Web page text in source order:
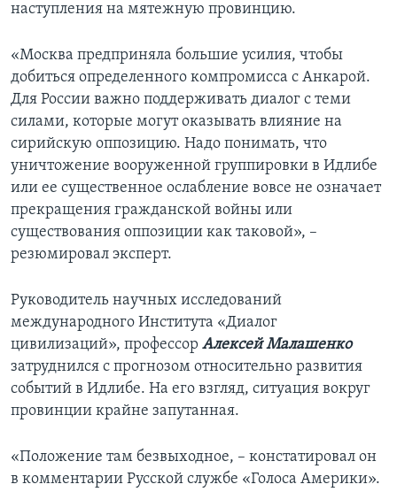
наступления на мятежную провинцию.
«Москва предприняла большие усилия, чтобы
добиться определенного компромисса с Анкарой.
Для России важно поддерживать диалог с теми
силами, которые могут оказывать влияние на
сирийскую оппозицию. Надо понимать, что
уничтожение вооруженной группировки в Идлибе
или ее существенное ослабление вовсе не означает
прекращения гражданской войны или
существования оппозиции как таковой», –
резюмировал эксперт.
Руководитель научных исследований
международного Института «Диалог
цивилизаций», профессор АлексейМалашенко
затруднился с прогнозом относительно развития
событий в Идлибе. На его взгляд, ситуация вокруг
провинции крайне запутанная.
«Положение там безвыходное, – констатировал он
в комментарии Русской службе «Голоса Америки».